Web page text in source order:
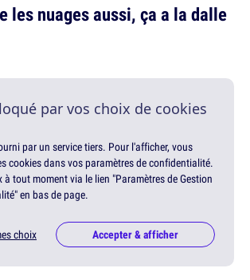
les nuages aussi, ça a la dalle
par vos choix de cookies
par un service tiers. Pour l'afficher, vous
cookies dans vos paramètres de confidentialité.
à tout moment via le lien "Paramètres de Gestion
en bas de page.
choix Accepter & afficher